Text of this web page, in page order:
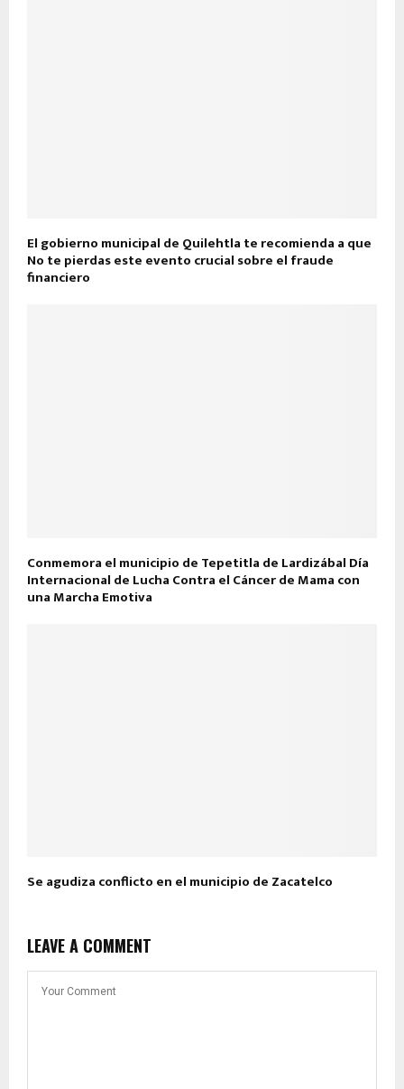
El gobierno municipal de Quilehtla te recomienda a que
No te pierdas este evento crucial sobre el fraude
financiero
Conmemora el municipio de Tepetitla de Lardizábal Día
Internacional de Lucha Contra el Cáncer de Mama con
una Marcha Emotiva
Se agudiza conflicto en el municipio de Zacatelco
LEAVE A COMMENT